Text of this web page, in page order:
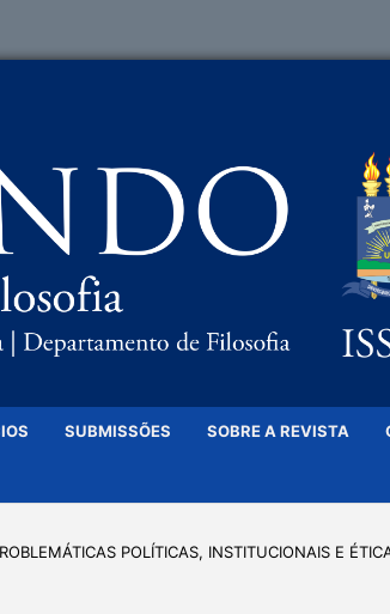
SUBMISSÕES SOBRE A REVISTA
POLÍTICAS, INSTITUCIONAIS E